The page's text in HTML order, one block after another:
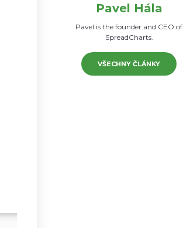
Pavel Hála
Pavel is the founder and CEO of
SpreadCharts.
VŠECHNY ČLÁNKY